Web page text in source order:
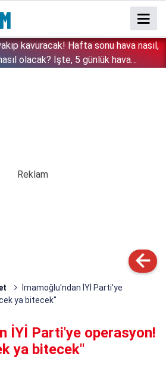
kavuracak! Hafta sonu hava nasıl,
olacak? İşte, 5 günlük hava
İmamoğlu'ndan İYİ Parti'ye
ya bitecek''
İYİ Parti'ye operasyon!
ya bitecek''